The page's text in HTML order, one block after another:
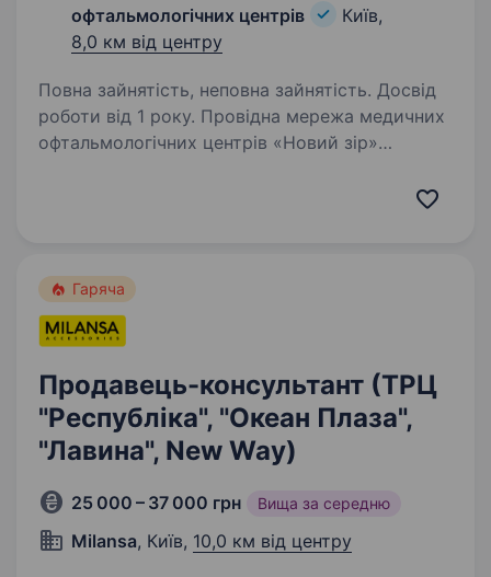
офтальмологічних центрів
Київ,
8,0 км від центру
Повна зайнятість, неповна зайнятість. Досвід
роботи від 1 року. Провідна мережа медичних
офтальмологічних центрів «Новий зір»
Гаряча
Продавець-консультант (ТРЦ
"Республіка", "Океан Плаза",
"Лавина", New Way)
25 000 – 37 000 грн Вища за середню
Milansa, Київ, 10,0 км від центру